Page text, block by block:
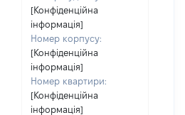
[Конфіденційна
інформація]
Номер корпусу:
[Конфіденційна
інформація]
Номер квартири:
[Конфіденційна
інформація]